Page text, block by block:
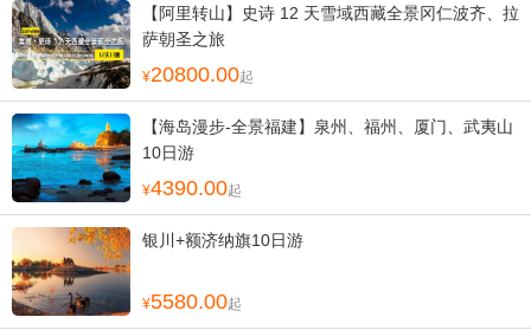
【阿里转山】史诗 12 天雪域西藏全景冈仁波齐、拉
萨朝圣之旅
20800.00起
【海岛漫步-全景福建】泉州、福州、厦门、武夷山
10日游
4390.00起
银川+额济纳旗10日游
5580.00起